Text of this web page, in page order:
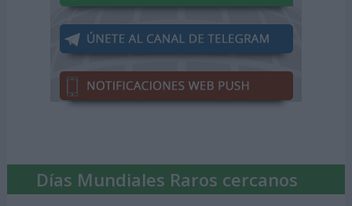
Días Mundiales Raros cercanos